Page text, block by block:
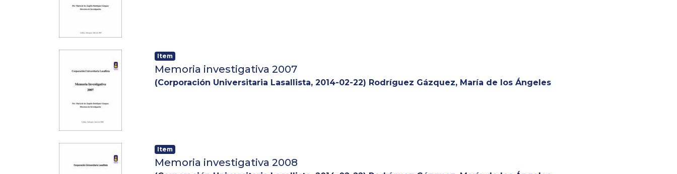
Item
Memoria investigativa 2007
(Corporación Universitaria Lasallista, 2014-02-22) Rodríguez Gázquez, María de los Ángeles
Item
Memoria investigativa 2008